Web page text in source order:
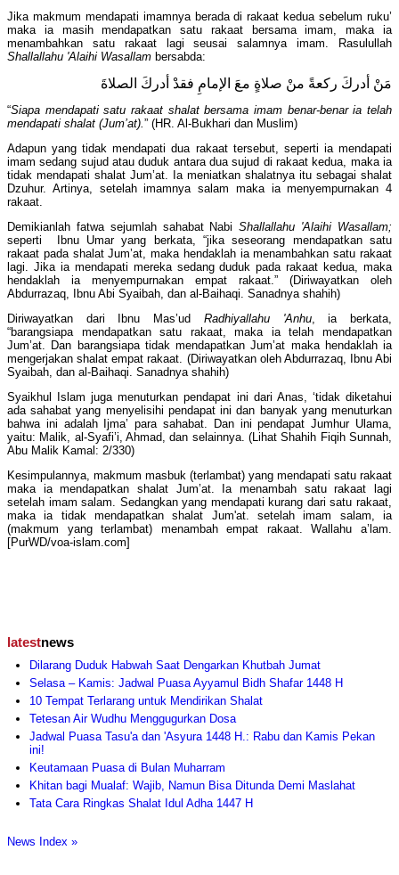
Jika makmum mendapati imamnya berada di rakaat kedua sebelum ruku’
maka ia masih mendapatkan satu rakaat bersama imam, maka ia
menambahkan satu rakaat lagi seusai salamnya imam. Rasulullah
Shallallahu 'Alaihi Wasallam bersabda:
مَنْ أدركَ ركعةً منْ صلاةٍ معَ الإمامِ فقدْ أدركَ الصلاةَ
“Siapa mendapati satu rakaat shalat bersama imam benar-benar ia telah
mendapati shalat (Jum’at).” (HR. Al-Bukhari dan Muslim)
Adapun yang tidak mendapati dua rakaat tersebut, seperti ia mendapati
imam sedang sujud atau duduk antara dua sujud di rakaat kedua, maka ia
tidak mendapati shalat Jum’at. Ia meniatkan shalatnya itu sebagai shalat
Dzuhur. Artinya, setelah imamnya salam maka ia menyempurnakan 4
rakaat.
Demikianlah fatwa sejumlah sahabat NabiShallallahu 'Alaihi Wasallam;
seperti Ibnu Umar yang berkata, “jika seseorang mendapatkan satu
rakaat pada shalat Jum’at, maka hendaklah ia menambahkan satu rakaat
lagi. Jika ia mendapati mereka sedang duduk pada rakaat kedua, maka
hendaklah ia menyempurnakan empat rakaat.” (Diriwayatkan oleh
Abdurrazaq, Ibnu Abi Syaibah, dan al-Baihaqi. Sanadnya shahih)
Diriwayatkan dari Ibnu Mas’ud Radhiyallahu 'Anhu, ia berkata,
“barangsiapa mendapatkan satu rakaat, maka ia telah mendapatkan
Jum’at. Dan barangsiapa tidak mendapatkan Jum’at maka hendaklah ia
mengerjakan shalat empat rakaat. (Diriwayatkan oleh Abdurrazaq, Ibnu Abi
Syaibah, dan al-Baihaqi. Sanadnya shahih)
Syaikhul Islam juga menuturkan pendapat ini dari Anas, ‘tidak diketahui
ada sahabat yang menyelisihi pendapat ini dan banyak yang menuturkan
bahwa ini adalah Ijma’ para sahabat. Dan ini pendapat Jumhur Ulama,
yaitu: Malik, al-Syafi’i, Ahmad, dan selainnya. (Lihat Shahih Fiqih Sunnah,
Abu Malik Kamal: 2/330)
Kesimpulannya, makmum masbuk (terlambat) yang mendapati satu rakaat
maka ia mendapatkan shalat Jum’at. Ia menambah satu rakaat lagi
setelah imam salam. Sedangkan yang mendapati kurang dari satu rakaat,
maka ia tidak mendapatkan shalat Jum'at. setelah imam salam, ia
(makmum yang terlambat) menambah empat rakaat. Wallahu a’lam.
[PurWD/voa-islam.com]
latestnews
Dilarang Duduk Habwah Saat Dengarkan Khutbah Jumat
Selasa – Kamis: Jadwal Puasa Ayyamul Bidh Shafar 1448 H
10 Tempat Terlarang untuk Mendirikan Shalat
Tetesan Air Wudhu Menggugurkan Dosa
Jadwal Puasa Tasu'a dan 'Asyura 1448 H.: Rabu dan Kamis Pekan
ini!
Keutamaan Puasa di Bulan Muharram
Khitan bagi Mualaf: Wajib, Namun Bisa Ditunda Demi Maslahat
Tata Cara Ringkas Shalat Idul Adha 1447 H
News Index »